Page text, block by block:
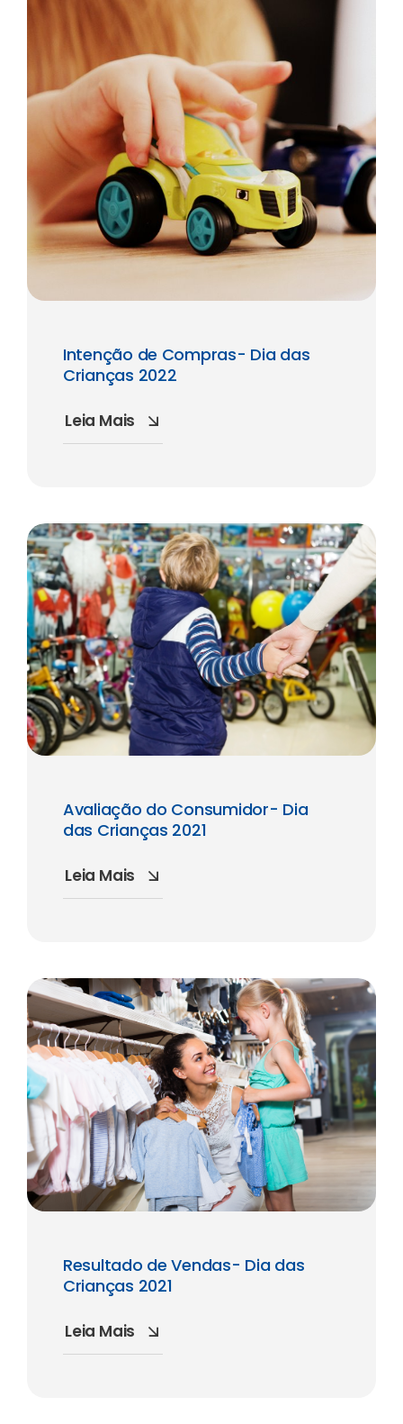
Intenção de Compras- Dia das
Crianças 2022
Leia Mais
Avaliação do Consumidor- Dia
das Crianças 2021
Leia Mais
Resultado de Vendas- Dia das
Crianças 2021
Leia Mais